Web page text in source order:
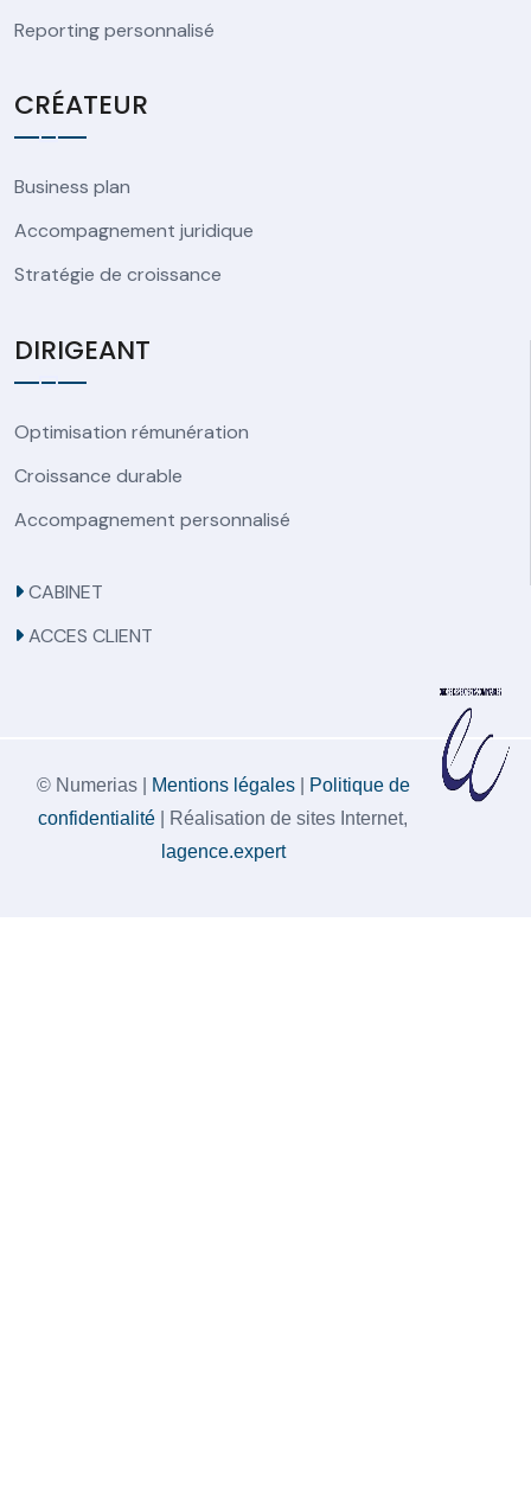
Reporting personnalisé
CRÉATEUR
Business plan
Accompagnement juridique
Stratégie de croissance
DIRIGEANT
Optimisation rémunération
Croissance durable
Accompagnement personnalisé
CABINET
ACCES CLIENT
© Numerias | Mentions légales|
Politique de
confidentialité | Réalisation de sites Internet,
lagence.expert